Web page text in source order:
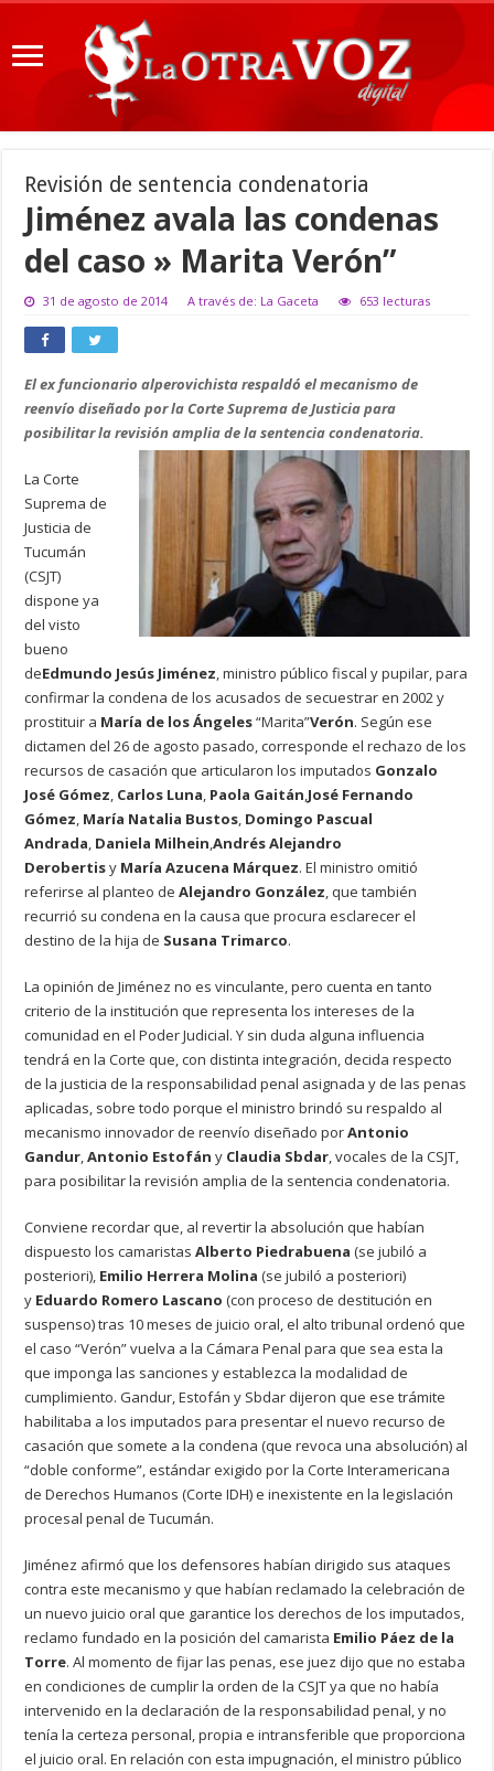
Revisión de sentencia condenatoria
Jiménez avala las condenas
del caso » Marita Verón”
31 de agosto de 2014 A través de: La Gaceta 653 lecturas
El ex funcionario alperovichista respaldó el mecanismo de
reenvío diseñado por la Corte Suprema de Justicia para
posibilitar la revisión amplia de la sentencia condenatoria.
La Corte
Suprema de
Justicia de
Tucumán
(CSJT)
dispone ya
del visto
bueno
deEdmundo Jesús Jiménez, ministro público fiscal y pupilar, para
confirmar la condena de los acusados de secuestrar en 2002 y
prostituir a María de los Ángeles“Marita”Verón. Según ese
dictamen del 26 de agosto pasado, corresponde el rechazo de los
recursos de casación que articularon los imputados Gonzalo
José Gómez, Carlos Luna, Paola Gaitán,José Fernando
Gómez, María Natalia Bustos, Domingo Pascual
Andrada, Daniela Milhein,Andrés Alejandro
Derobertisy María Azucena Márquez. El ministro omitió
referirse al planteo deAlejandro González, que también
recurrió su condena en la causa que procura esclarecer el
destino de la hija de Susana Trimarco.
La opinión de Jiménez no es vinculante, pero cuenta en tanto
criterio de la institución que representa los intereses de la
comunidad en el Poder Judicial. Y sin duda alguna influencia
tendrá en la Corte que, con distinta integración, decida respecto
de la justicia de la responsabilidad penal asignada y de las penas
aplicadas, sobre todo porque el ministro brindó su respaldo al
mecanismo innovador de reenvío diseñado porAntonio
Gandur,Antonio Estofán y Claudia Sbdar, vocales de la CSJT,
para posibilitar la revisión amplia de la sentencia condenatoria.
Conviene recordar que, al revertir la absolución que habían
dispuesto los camaristasAlberto Piedrabuena (se jubiló a
posteriori), Emilio Herrera Molina (se jubiló a posteriori)
y Eduardo Romero Lascano (con proceso de destitución en
suspenso) tras 10 meses de juicio oral, el alto tribunal ordenó que
el caso “Verón” vuelva a la Cámara Penal para que sea esta la
que imponga las sanciones y establezca la modalidad de
cumplimiento. Gandur, Estofán y Sbdar dijeron que ese trámite
habilitaba a los imputados para presentar el nuevo recurso de
casación que somete a la condena (que revoca una absolución) al
“doble conforme”, estándar exigido por la Corte Interamericana
de Derechos Humanos (Corte IDH) e inexistente en la legislación
procesal penal de Tucumán.
Jiménez afirmó que los defensores habían dirigido sus ataques
contra este mecanismo y que habían reclamado la celebración de
un nuevo juicio oral que garantice los derechos de los imputados,
reclamo fundado en la posición del camarista Emilio Páez de la
Torre. Al momento de fijar las penas, ese juez dijo que no estaba
en condiciones de cumplir la orden de la CSJT ya que no había
intervenido en la declaración de la responsabilidad penal, y no
tenía la certeza personal, propia e intransferible que proporciona
el juicio oral. En relación con esta impugnación, el ministro público